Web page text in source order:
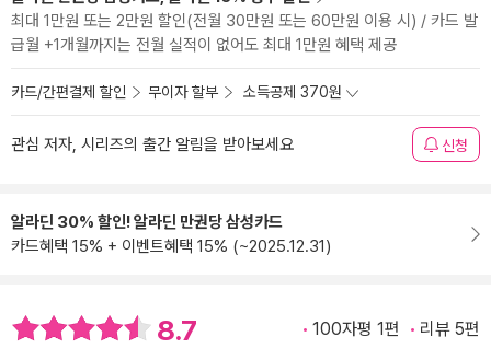
최대 1만원 또는 2만원 할인(전월 30만원 또는 60만원 이용 시) / 카드 발
급월 +1개월까지는 전월 실적이 없어도 최대 1만원 혜택 제공
카드/간편결제 할인 무이자 할부 소득공제 370원
관심 저자, 시리즈의 출간 알림을 받아보세요 신청
알라딘 30% 할인! 알라딘 만권당 삼성카드
카드혜택 15% + 이벤트혜택 15% (~2025.12.31)
8.7 100자평 1편 리뷰 5편